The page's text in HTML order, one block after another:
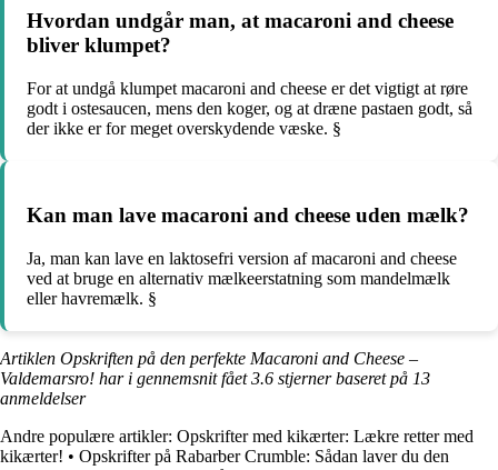
Hvordan undgår man, at macaroni and cheese
bliver klumpet?
For at undgå klumpet macaroni and cheese er det vigtigt at røre
godt i ostesaucen, mens den koger, og at dræne pastaen godt, så
der ikke er for meget overskydende væske. §
Kan man lave macaroni and cheese uden mælk?
Ja, man kan lave en laktosefri version af macaroni and cheese
ved at bruge en alternativ mælkeerstatning som mandelmælk
eller havremælk. §
Artiklen Opskriften på den perfekte Macaroni and Cheese –
Valdemarsro! har i gennemsnit fået3.6 stjerner baseret på 13
anmeldelser
Andre populære artikler: Opskrifter med kikærter: Lækre retter med
kikærter! • Opskrifter på Rabarber Crumble: Sådan laver du den